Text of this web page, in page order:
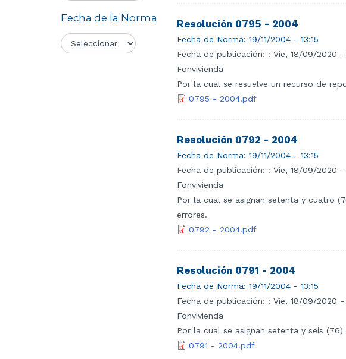
Fecha de la Norma Resolución 0795 - 2004
Fecha de Norma: 19/11/2004 - 13:15
Fecha de publicación: : Vie, 18/09/2020 -
Fonvivienda
Por la cual se resuelve un recurso de
0795 - 2004.pdf
Resolución 0792 - 2004
Fecha de Norma: 19/11/2004 - 13:15
Fecha de publicación: : Vie, 18/09/2020 -
Fonvivienda
Por la cual se asignan setenta y cuatro
errores.
0792 - 2004.pdf
Resolución 0791 - 2004
Fecha de Norma: 19/11/2004 - 13:15
Fecha de publicación: : Vie, 18/09/2020 -
Fonvivienda
Por la cual se asignan setenta y seis
0791 - 2004.pdf